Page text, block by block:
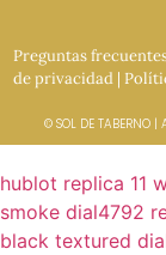
Preguntas
de privacidad |
© SOL DE TABERNO |
hublot replica 11
smoke dial4792
black textured